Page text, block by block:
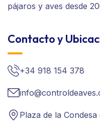
pájaros y aves desde
Contacto y
+34 918 154 378
Plaza de la